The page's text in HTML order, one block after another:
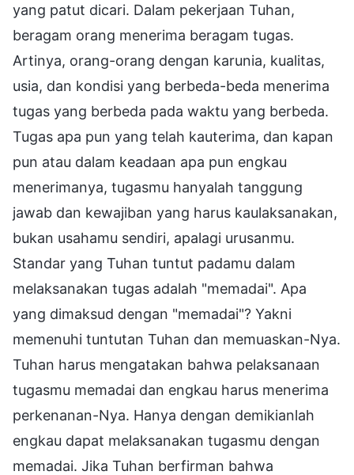
yang patut dicari. Dalam pekerjaan Tuhan,
beragam orang menerima beragam tugas.
Artinya, orang-orang dengan karunia, kualitas,
usia, dan kondisi yang berbeda-beda menerima
tugas yang berbeda pada waktu yang berbeda.
Tugas apa pun yang telah kauterima, dan kapan
pun atau dalam keadaan apa pun engkau
menerimanya, tugasmu hanyalah tanggung
jawab dan kewajiban yang harus kaulaksanakan,
bukan usahamu sendiri, apalagi urusanmu.
Standar yang Tuhan tuntut padamu dalam
melaksanakan tugas adalah "memadai". Apa
yang dimaksud dengan "memadai"? Yakni
memenuhi tuntutan Tuhan dan memuaskan-Nya.
Tuhan harus mengatakan bahwa pelaksanaan
tugasmu memadai dan engkau harus menerima
perkenanan-Nya. Hanya dengan demikianlah
engkau dapat melaksanakan tugasmu dengan
memadai. Jika Tuhan berfirman bahwa